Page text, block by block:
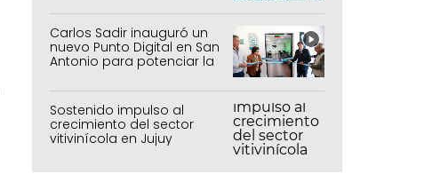
Carlos Sadir inauguró un
nuevo Punto Digital en San
Antonio para potenciar la
inclusión tecnológica
Sostenido impulso al
crecimiento del sector
vitivinícola en Jujuy